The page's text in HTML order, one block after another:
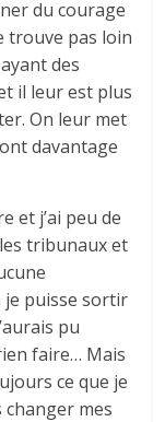
du courage
trouve pas loin
des
il leur est plus
On leur met
davantage
et j’ai peu de
tribunaux et
je puisse sortir
pu
faire… Mais
ce que je
mes